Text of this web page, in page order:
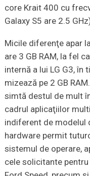
core Krait 400 cu
Galaxy S5 are 2.5
Micile diferenţe apar
are 3 GB RAM, la fel
internă a lui LG G3,
mizează pe 2 GB
simtă destul de mult
cadrul aplicaţiilor
indiferent de modelul
hardware permit
sistemul de operare,
cele solicitante pentru